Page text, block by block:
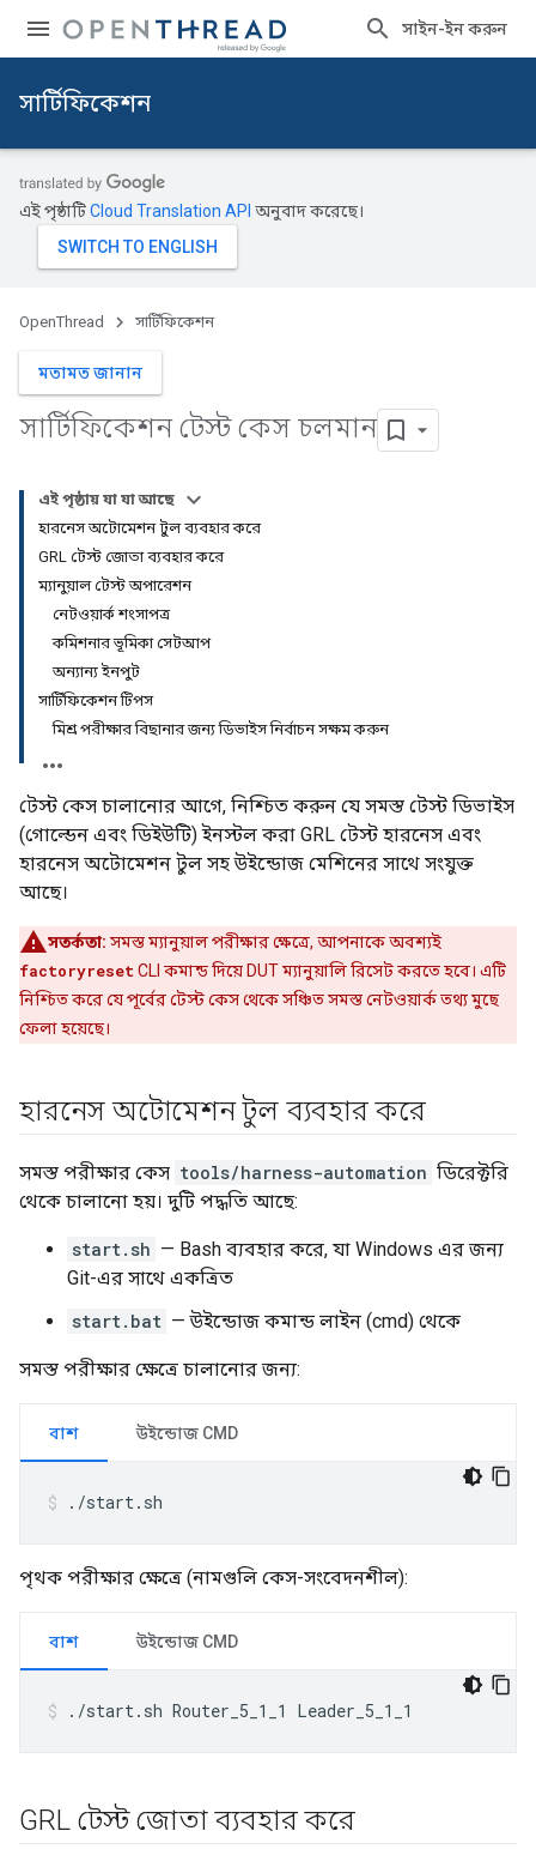
সাইন-ইন করুন
সার্টিফিকেশন
এই পৃষ্ঠাটিCloud Translation API অনুবাদ করেছে।
OpenThread সার্টিফিকেশন
মতামত জানান
সার্টিফিকেশন টেস্ট কেস চলমান
এই পৃষ্ঠায় যা যা আছে
হারনেস অটোমেশন টুল ব্যবহার করে
GRL টেস্ট জোতা ব্যবহার করে
ম্যানুয়াল টেস্ট অপারেশন
নেটওয়ার্ক শংসাপত্র
কমিশনার ভূমিকা সেটআপ
অন্যান্য ইনপুট
সার্টিফিকেশন টিপস
মিশ্র পরীক্ষার বিছানার জন্য ডিভাইস নির্বাচন সক্ষম করুন
টেস্ট কেস চালানোর আগে, নিশ্চিত করুন যে সমস্ত টেস্ট ডিভাইস
(গোল্ডেন এবং ডিইউটি) ইনস্টল করা GRL টেস্ট হারনেস এবং
হারনেস অটোমেশন টুল সহ উইন্ডোজ মেশিনের সাথে সংযুক্ত
আছে।
সতর্কতা: সমস্ত ম্যানুয়াল পরীক্ষার ক্ষেত্রে, আপনাকে অবশ্যই
factoryreset CLI কমান্ড দিয়ে DUT ম্যানুয়ালি রিসেট করতে হবে। এটি
নিশ্চিত করে যে পূর্বের টেস্ট কেস থেকে সঞ্চিত সমস্ত নেটওয়ার্ক তথ্য মুছে
ফেলা হয়েছে।
হারনেস অটোমেশন টুল ব্যবহার করে
সমস্ত পরীক্ষার কেস tools/harness-automation ডিরেক্টরি
থেকে চালানো হয়। দুটি পদ্ধতি আছে:
start.sh — Bash ব্যবহার করে, যা Windows এর জন্য
Git-এর সাথে একত্রিত
start.bat — উইন্ডোজ কমান্ড লাইন (cmd) থেকে
সমস্ত পরীক্ষার ক্ষেত্রে চালানোর জন্য:
বাশ উইন্ডোজ CMD
./start.sh
পৃথক পরীক্ষার ক্ষেত্রে (নামগুলি কেস-সংবেদনশীল):
বাশ উইন্ডোজ CMD
./start.sh Router_5_1_1 Leader_5_1_1
GRL টেস্ট জোতা ব্যবহার করে